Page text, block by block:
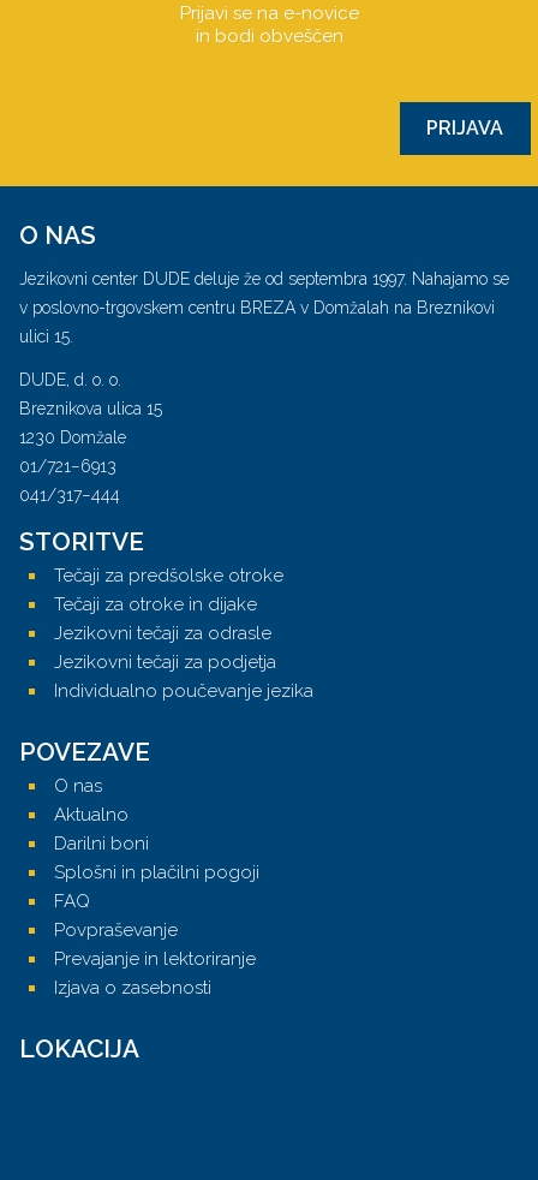
Prijavi se na e-novice
in bodi obveščen
PRIJAVA
O NAS
Jezikovni center DUDE deluje že od septembra 1997. Nahajamo se
v poslovno-trgovskem centru BREZA v Domžalah na Breznikovi
ulici 15.
DUDE, d. o. o.
Breznikova ulica 15
1230 Domžale
01/721−6913
041/317−444
STORITVE
Tečaji za predšolske otroke
Tečaji za otroke in dijake
Jezikovni tečaji za odrasle
Jezikovni tečaji za podjetja
Individualno poučevanje jezika
POVEZAVE
O nas
Aktualno
Darilni boni
Splošni in plačilni pogoji
FAQ
Povpraševanje
Prevajanje in lektoriranje
Izjava o zasebnosti
LOKACIJA